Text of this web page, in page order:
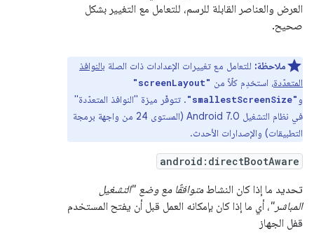
العرض والعناصر القابلة للرسم، للتعامل مع التغيير بشكل
صحيح.
ملاحظة: للتعامل مع تغييرات الإعدادات ذات الصلة بالنوافذ
المتعدّدة، استخدِم كلّاً من "screenLayout"
و "smallestScreenSize". تتوفّر ميزة "النوافذ المتعدّدة"
في نظام التشغيل Android 7.0 (المستوى 24 من واجهة برمجة
التطبيقات) والإصدارات الأحدث.
android:directBootAware
تحديد ما إذا كان النشاط متوافقًا مع وضع "التشغيل
المباشر"، أي ما إذا كان بإمكانه العمل قبل أن يفتح المستخدم
قفل الجهاز